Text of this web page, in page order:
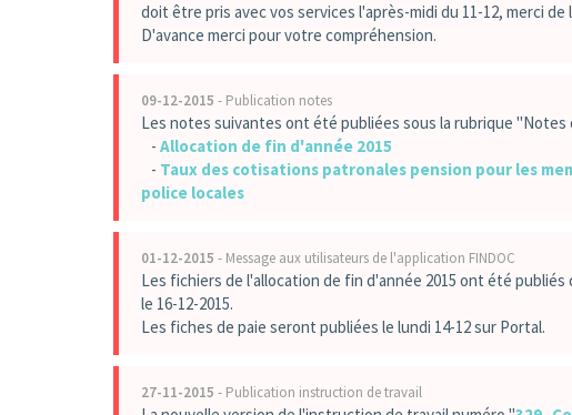
doit être pris avec vos services l'après-midi du 11-12, merci
D'avance merci pour votre compréhension.
09-12-2015 - Publication notes
Les notes suivantes ont été publiées sous la rubrique "Notes
- Allocation de fin d'année 2015
- Taux des cotisations patronales pension pour les
police locales
01-12-2015 - Message aux utilisateurs de l'application FINDOC
Les fichiers de l'allocation de fin d'année 2015 ont été
le 16-12-2015.
Les fiches de paie seront publiées le lundi 14-12 sur Portal.
27-11-2015 - Publication instruction de travail